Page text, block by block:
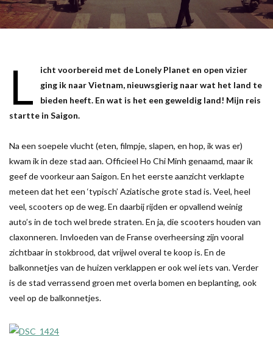
L
icht voorbereid met de Lonely Planet en open vizier
ging ik naar Vietnam, nieuwsgierig naar wat het land te
bieden heeft. En wat is het een geweldig land! Mijn reis
startte in Saigon.
Na een soepele vlucht (eten, filmpje, slapen, en hop, ik was er)
kwam ik in deze stad aan. Officieel Ho Chi Minh genaamd, maar ik
geef de voorkeur aan Saigon. En het eerste aanzicht verklapte
meteen dat het een ‘typisch’ Aziatische grote stad is. Veel, heel
veel, scooters op de weg. En daarbij rijden er opvallend weinig
auto’s in de toch wel brede straten. En ja, die scooters houden van
claxonneren. Invloeden van de Franse overheersing zijn vooral
zichtbaar in stokbrood, dat vrijwel overal te koop is. En de
balkonnetjes van de huizen verklappen er ook wel iets van. Verder
is de stad verrassend groen met overla bomen en beplanting, ook
veel op de balkonnetjes.